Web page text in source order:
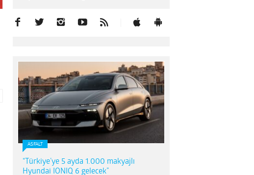
ASFALT
“Türkiye’ye 5 ayda 1.000 makyajlı
Hyundai IONIQ 6 gelecek”